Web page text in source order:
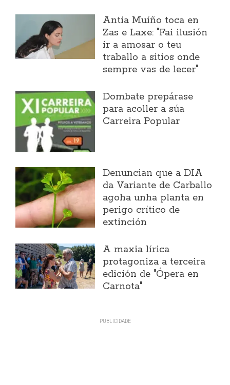
Antía Muíño toca en
Zas e Laxe: "Fai ilusión
ir a amosar o teu
traballo a sitios onde
sempre vas de lecer"
Dombate prepárase
para acoller a súa
Carreira Popular
Denuncian que a DIA
da Variante de Carballo
agoha unha planta en
perigo crítico de
extinción
A maxia lírica
protagoniza a terceira
edición de "Ópera en
Carnota"